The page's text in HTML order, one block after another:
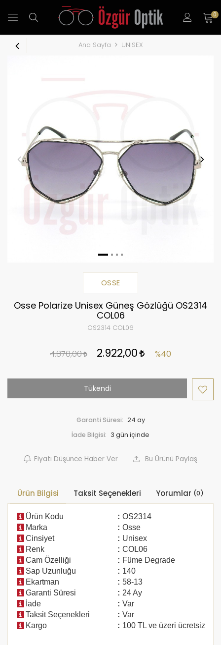
0
Ana Sayfa UNISEX
OSSE
Osse Polarize Unisex Güneş Gözlüğü OS2314
COL06
OS2314 COL06
4.870,00 2.922,00 %40
Tükendi
Garanti Süresi: 24 ay
İade Bilgisi:
Fiyatı Düşünce Haber Ver Bu Ürünü Paylaş
Ürün Bilgisi Taksit Seçenekleri Yorumlar (0)
Ürün Kodu : OS2314
Marka
: Osse
Cinsiyet
: Unisex
Renk
: COL06
Cam Özelliği
: Füme Degrade
Sap Uzunluğu
: 140
Ekartman
: 58-13
Garanti Süresi
: 24 Ay
İade
: Var
Taksit Seçenekleri
: Var
Kargo
: 100 TL ve üzeri ücretsiz